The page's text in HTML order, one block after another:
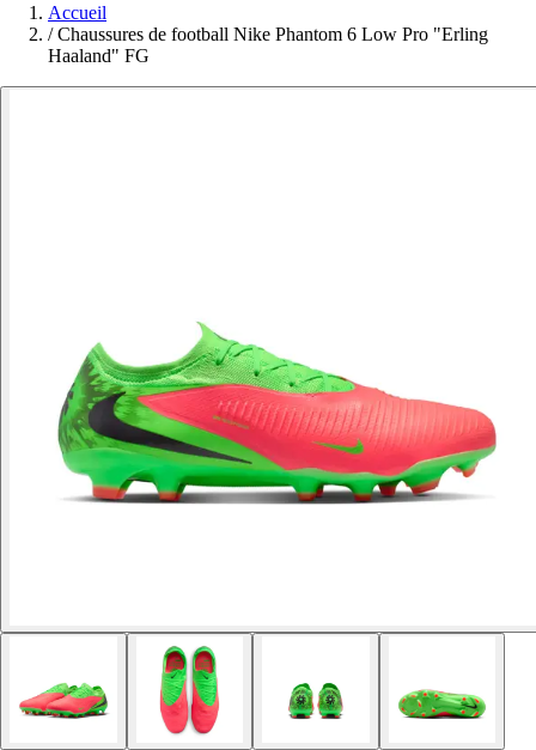
Accueil
/ Chaussures de football Nike Phantom 6 Low Pro "Erling
Haaland" FG